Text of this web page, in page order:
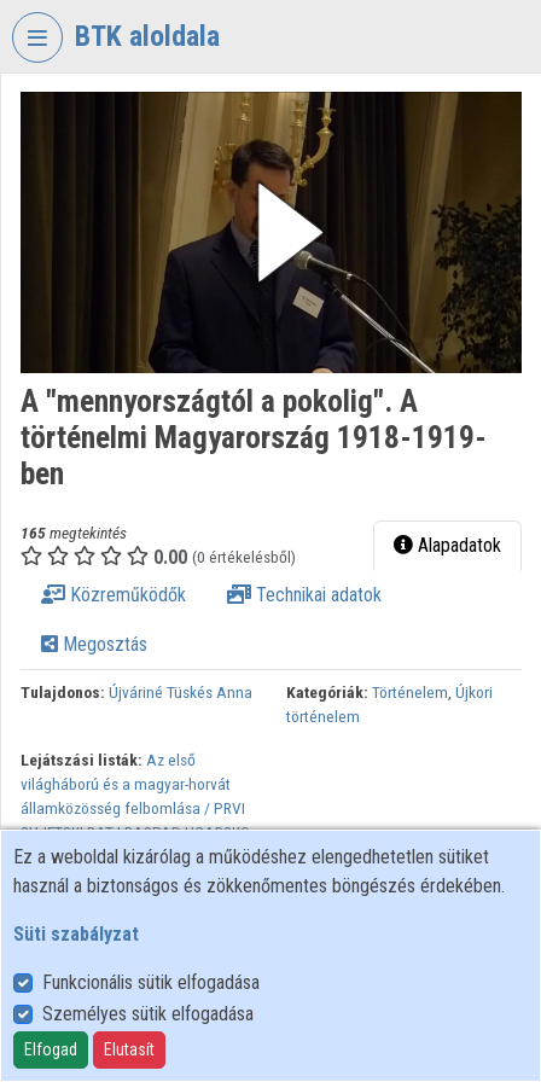
Fejléc kihagyása
BTK aloldala
TORIUM
BÖLCSÉSZETTUDOMÁNYI
Intézményi kezdőlap
Intézményi felfedezés
Kategóriák
Közreműködők
A "mennyországtól a pokolig". A
történelmi Magyarország 1918-1919-
ben
165megtekintés
0.00 (0 értékelésből) Alapadatok
Közreműködők Technikai adatok
Megosztás
Tulajdonos: Újváriné Tüskés Anna Kategóriák: Történelem, Újkori
történelem
Lejátszási listák: Az első
világháború és a magyar-horvát
államközösség felbomlása / PRVI
SVJETSKI RAT I RASPAD UGARSKO-
HRVATSKE DRŽAVE
Minden jog fenntartva.
Felhasználói szabályzat
Adatkezelési tájékoztató
Süti szabályzat
Ez a weboldal kizárólag a működéshez elengedhetetlen sütiket
használ a biztonságos és zökkenőmentes böngészés érdekében.
Süti szabályzat
Funkcionális sütik elfogadása
Személyes sütik elfogadása
Elfogad Elutasít